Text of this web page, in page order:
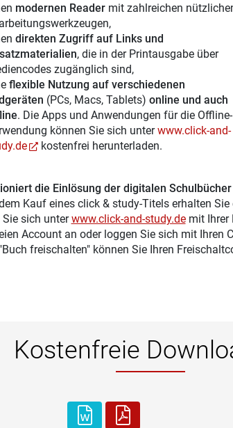
modernen Readermit zahlreichen
direkten Zugriff auf Links und
, die in der Printausgabe über
zugänglich sind,
flexible Nutzung auf verschiedenen
(PCs, Macs, Tablets) online und auch
. Die Apps und Anwendungen für die Offline-
können Sie sich unterwww.click-and-
kostenfrei herunterladen.
die Einlösung der digitalen
Kauf eines click & study-Titels erhalten
Sie sich unterwww.click-and-study.demit Ihrer
Account an oder loggen Sie sich mit Ihren
freischalten" können Sie Ihren
Kostenfreie